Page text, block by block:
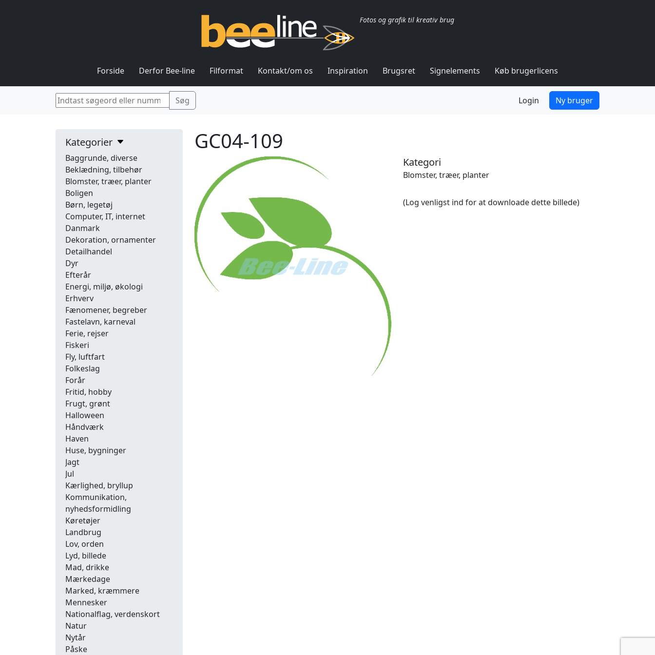
Fotos og grafik til kreativ brug
Forside Derfor Bee-line Filformat Kontakt/om os Inspiration Brugsret Signelements Køb brugerlicens
Login Ny bruger
Kategorier
Baggrunde, diverse
Beklædning, tilbehør
Blomster, træer, planter
Boligen
Børn, legetøj
Computer, IT, internet
Danmark
Dekoration, ornamenter
Detailhandel
Dyr
Efterår
Energi, miljø, økologi
Erhverv
Fænomener, begreber
Fastelavn, karneval
Ferie, rejser
Fiskeri
Fly, luftfart
Folkeslag
Forår
Fritid, hobby
Frugt, grønt
Halloween
Håndværk
Haven
Huse, bygninger
Jagt
Jul
Kærlighed, bryllup
Kommunikation,
nyhedsformidling
Køretøjer
Landbrug
Lov, orden
Lyd, billede
Mad, drikke
Mærkedage
Marked, kræmmere
Mennesker
Nationalflag, verdenskort
Natur
Nytår
Påske
GC04-109
Kategori
Blomster, træer, planter
(Log venligst ind for at downloade dette billede)